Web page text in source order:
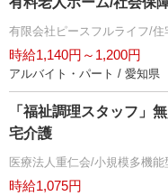
有限会社ピースフルライフ/
時給1,140円～1,200円
アルバイト・パート / 愛知県
「福祉調理スタッフ」
宅介護
医療法人重仁会/小規模多機
時給1,075円